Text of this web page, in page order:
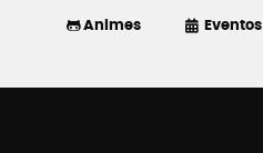
Animes Eventos